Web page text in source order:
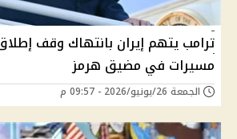
ترامب يتهم إيران بانتهاك وقف
مسيرات في مضيق هرمز
الجمعة 26/يونيو/2026 - 09:57 م